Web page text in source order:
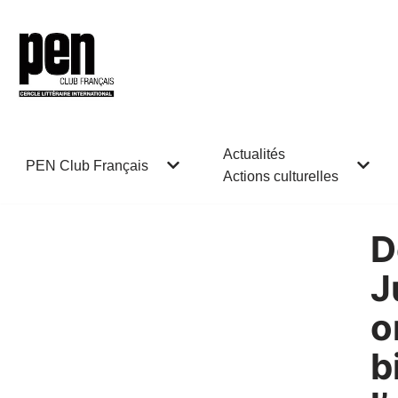
au
contenu
PEN Club Français
Actualités
Actions culturelles